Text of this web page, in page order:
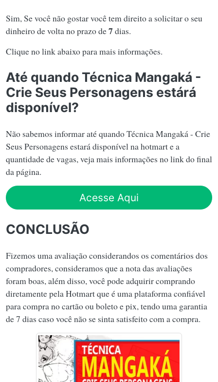
Sim, Se você não gostar você tem direito a solicitar o seu
dinheiro de volta no prazo de7dias.
Clique no link abaixo para mais informações.
Até quando Técnica Mangaká -
Crie Seus Personagens estárá
disponível?
Não sabemos informar até quando Técnica Mangaká - Crie
Seus Personagens estará disponível na hotmart e a
quantidade de vagas, veja mais informações no link do final
da página.
Acesse Aqui
CONCLUSÃO
Fizemos uma avaliação considerandos os comentários dos
compradores, consideramos que a nota das avaliações
foram boas, além disso, você pode adquirir comprando
diretamente pela Hotmart que é uma plataforma confiável
para compra no cartão ou boleto e pix, tendo uma garantia
de 7 dias caso você não se sinta satisfeito com a compra.